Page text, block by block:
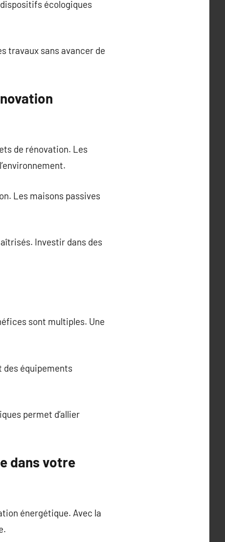
écologiques
travaux sans avancer de
de rénovation. Les
Les maisons passives
Investir dans des
sont multiples. Une
équipements
permet d’allier
dans votre
énergétique. Avec la